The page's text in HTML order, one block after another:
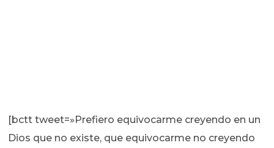
[bctt tweet=»Prefiero equivocarme creyendo en un
Dios que no existe, que equivocarme no creyendo